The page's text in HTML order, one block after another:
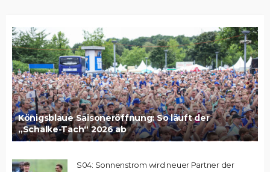
Königsblaue Saisoneröffnung: So läuft der
„Schalke-Tach“ 2026 ab
S04: Sonnenstrom wird neuer Partner der